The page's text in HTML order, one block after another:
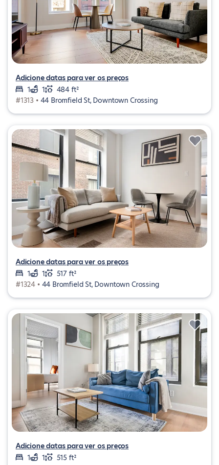
Adicione datas para ver os preços
1
1
484 ft²
#1313 • 44 Bromfield St, Downtown Crossing
Adicione datas para ver os preços
1
1
517 ft²
#1324 • 44 Bromfield St, Downtown Crossing
Adicione datas para ver os preços
1
1
515 ft²